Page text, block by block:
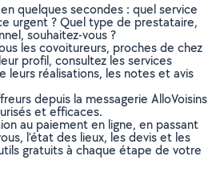
quelques secondes : quel service
urgent ? Quel type de prestataire,
souhaitez-vous ?
les covoitureurs, proches de chez
profil, consultez les services
leurs réalisations, les notes et avis
depuis la messagerie AlloVoisins
et efficaces.
au paiement en ligne, en passant
l’état des lieux, les devis et les
gratuits à chaque étape de votre